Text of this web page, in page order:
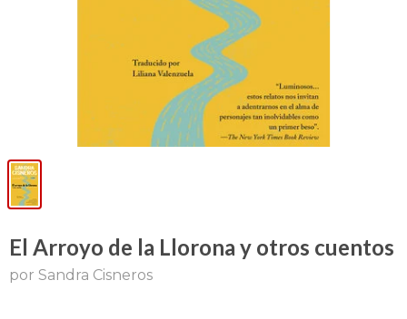
El Arroyo de la Llorona y otros cuentos
por Sandra Cisneros